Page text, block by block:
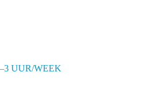
UUR/WEEK